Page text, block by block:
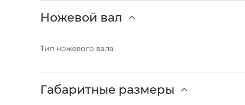
Ножевой вал
Тип ножевого вала
Габаритные размеры